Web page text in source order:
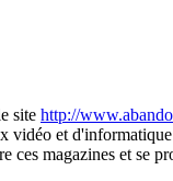
site http://
vidéo et
magazines et se